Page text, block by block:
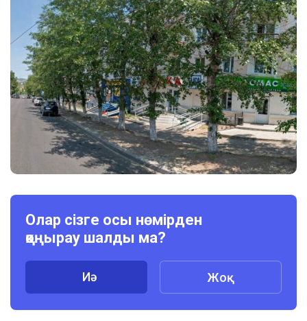
Олар сізге осы нөмірден
қоңырау шалды ма?
Иә Жоқ